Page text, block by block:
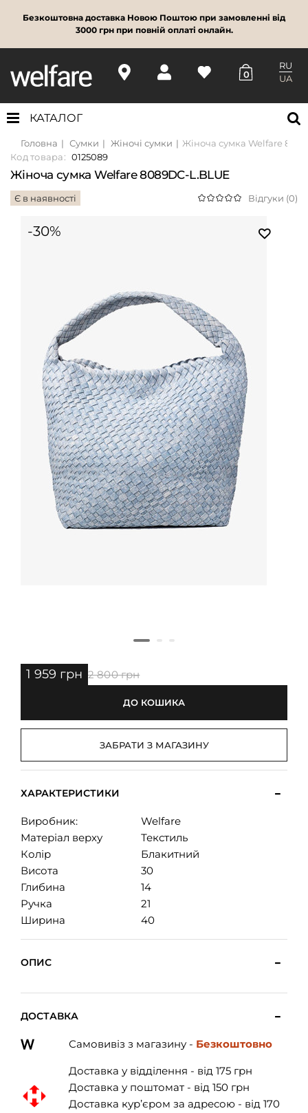
Безкоштовна доставка Новою Поштою при замовленні від
3000 грн при повній оплаті онлайн.
0
RU
UA
КАТАЛОГ
Головна Сумки Жіночі сумки
Жіноча сумка Welfare
Код товара: 0125089
Жіноча сумка Welfare 8089DC-L.BLUE
Є в наявності Відгуки (0)
-30%
1 959 грн 2 800 грн
ДО КОШИКА
ЗАБРАТИ З МАГАЗИНУ
ХАРАКТЕРИСТИКИ
Виробник:
Welfare
Матеріал верху
Текстиль
Колір
Блакитний
Висота
30
Глибина
14
Ручка
21
Ширина
40
ОПИС
ДОСТАВКА
Самовивіз з магазину - Безкоштовно
Доставка у відділення - від 175 грн
Доставка у поштомат - від 150 грн
Доставка кур’єром за адресою - від 170